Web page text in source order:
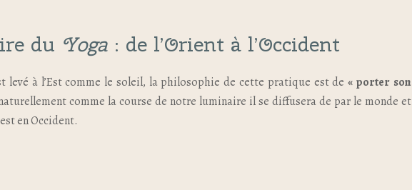
du Yoga : de l’Orient à l’Occident
levé à l’Est comme le soleil, la philosophie de cette pratique est de« porter son
comme la course de notre luminaire il se diffusera de par le monde et
en Occident.